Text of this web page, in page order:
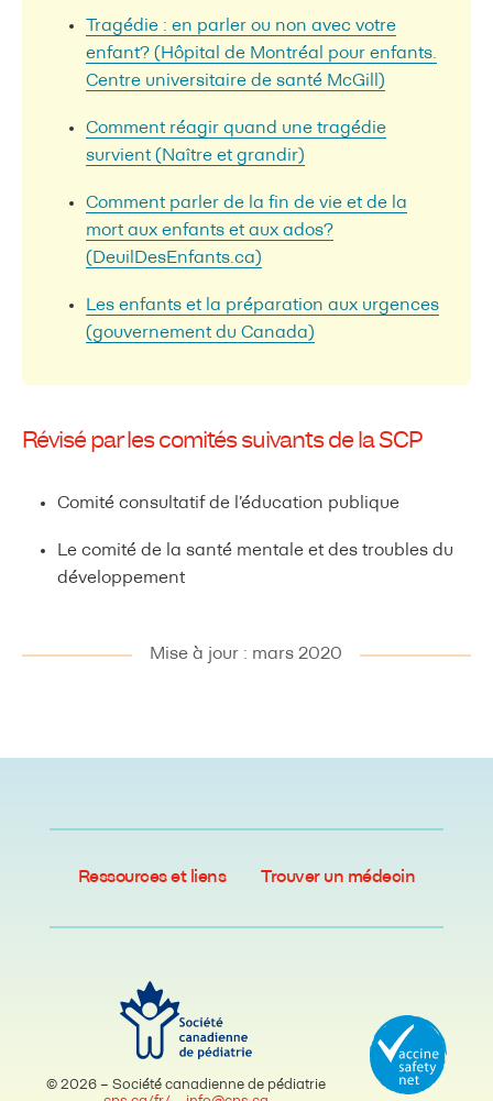
Tragédie : en parler ou non avec votre
enfant? (Hôpital de Montréal pour enfants.
Centre universitaire de santé McGill)
Comment réagir quand une tragédie
survient (Naître et grandir)
Comment parler de la fin de vie et de la
mort aux enfants et aux ados?
(DeuilDesEnfants.ca)
Les enfants et la préparation aux urgences
(gouvernement du Canada)
Révisé par les comités suivants de la SCP
Comité consultatif de l’éducation publique
Le comité de la santé mentale et des troubles du
développement
Mise à jour : mars 2020
Ressources et liens Trouver un médecin
© 2026 – Société canadienne de pédiatrie